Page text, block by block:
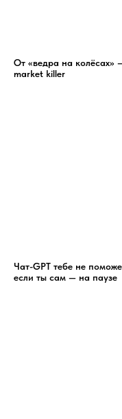
От «ведра на колёсах»
market killer
Чат-GPT тебе не
если ты сам — на паузе